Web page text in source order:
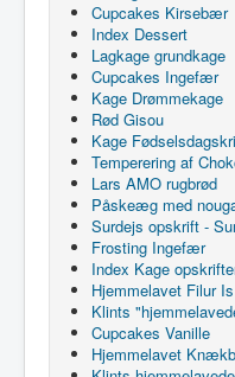
Cupcakes Kirsebær
Index Dessert
Lagkage grundkage
Cupcakes Ingefær
Kage Drømmekage
Rød Gisou
Kage
Temperering af
Lars AMO rugbrød
Påskeæg med
Surdejs opskrift -
Frosting Ingefær
Index Kage
Hjemmelavet Filur
Klints
Cupcakes Vanille
Hjemmelavet